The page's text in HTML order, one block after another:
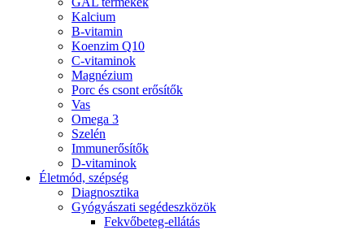
Kalcium
B-vitamin
Koenzim Q10
C-vitaminok
Magnézium
Porc és csont erősítők
Vas
Omega 3
Szelén
Immunerősítők
D-vitaminok
Életmód, szépség
Diagnosztika
Gyógyászati segédeszközök
Fekvőbeteg-ellátás